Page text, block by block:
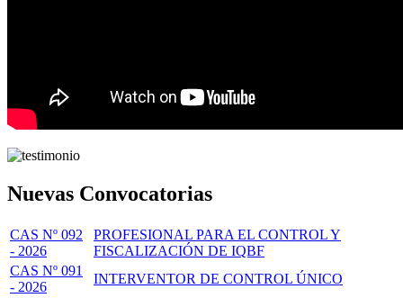
Nuevas Convocatorias
CAS Nº 092
- 2026
PROFESIONAL PARA EL CONTROL Y
FISCALIZACIÓN DE IQBF
CAS Nº 091
- 2026
INTERVENTOR DE CONTROL ÚNICO